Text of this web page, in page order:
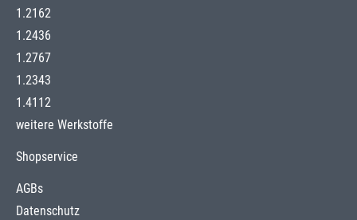
1.2162
1.2436
1.2767
1.2343
1.4112
weitere Werkstoffe
Shopservice
AGBs
Datenschutz